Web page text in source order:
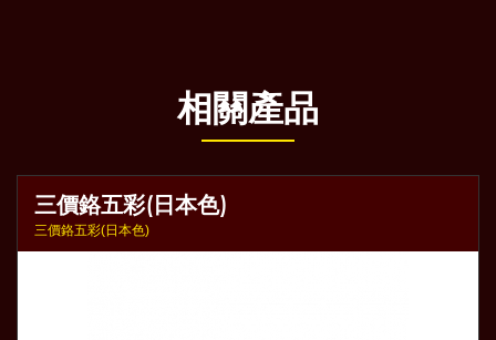
相關產品
三價鉻五彩(日本色)
三價鉻五彩(日本色)